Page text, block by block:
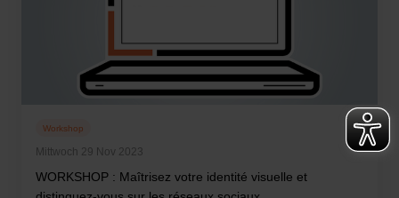
Mittwoch 29 Nov 2023
Workshop
WORKSHOP : Maîtrisez votre identité visuelle et